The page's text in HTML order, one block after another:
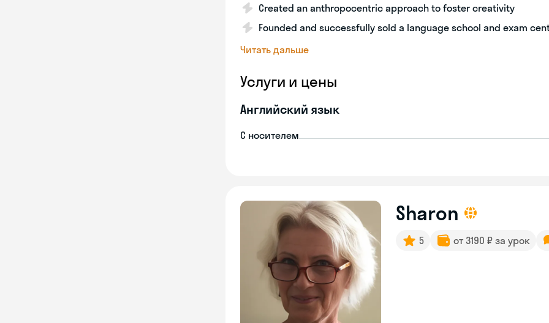
Created an anthropocentric approach to foster creativity
Founded and successfully sold a language school and exam
Читать дальше
Услуги и цены
Английский язык
С носителем
Sharon
5 от 3190 ₽ за урок